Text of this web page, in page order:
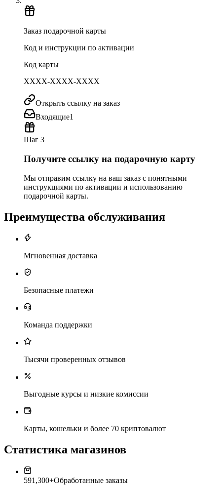
Заказ подарочной карты
Код и инструкции по активации
Код карты
XXXX-XXXX-XXXX
Открыть ссылку на заказ
Входящие1
Шаг 3
Получите ссылку на подарочную карту
Мы отправим ссылку на ваш заказ с понятными
инструкциями по активации и использованию
подарочной карты.
Преимущества обслуживания
Мгновенная доставка
Безопасные платежи
Команда поддержки
Тысячи проверенных отзывов
Выгодные курсы и низкие комиссии
Карты, кошельки и более 70 криптовалют
Статистика магазинов
591,300+Обработанные заказы